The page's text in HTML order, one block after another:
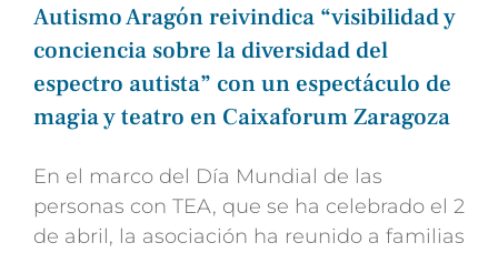
Autismo Aragón reivindica “visibilidad y
conciencia sobre la diversidad del
espectro autista” con un espectáculo de
magia y teatro en Caixaforum Zaragoza
En el marco del Día Mundial de las
personas con TEA, que se ha celebrado el 2
de abril, la asociación ha reunido a familias